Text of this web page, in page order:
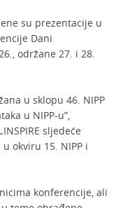
su prezentacije u
Dani
održane 27. i 28.
u sklopu 46. NIPP
u NIPP-u”,
sljedeće
okviru 15. NIPP i
konferencije, ali